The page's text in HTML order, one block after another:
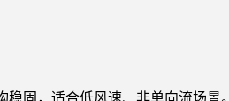
固，适合低风速、非单向流场景。